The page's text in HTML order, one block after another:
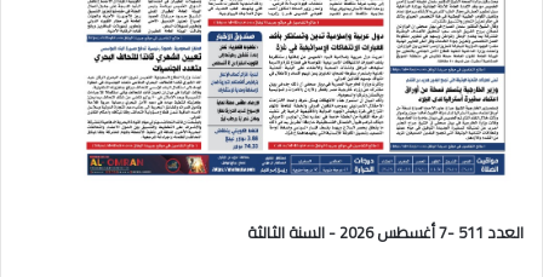
العدد 511 -7 أغسطس 2026 - السنة الثالثة